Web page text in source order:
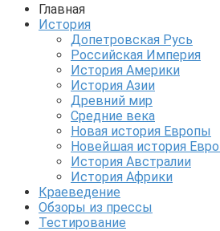
Главная
История
Допетровская Русь
Российская Империя
История Америки
История Азии
Древний мир
Средние века
Новая история Европы
Новейшая история
История Австралии
История Африки
Краеведение
Обзоры из прессы
Тестирование